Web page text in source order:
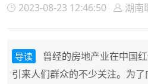
2023-08-23 12:46:50 湖南
导读
曾经的房地产业在中国
引来人们群众的不少关注。为